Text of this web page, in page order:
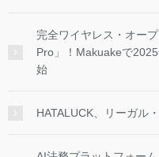
完全ワイヤレス・オー
Pro」！Makuakeで
始
HATALUCK、リーガル